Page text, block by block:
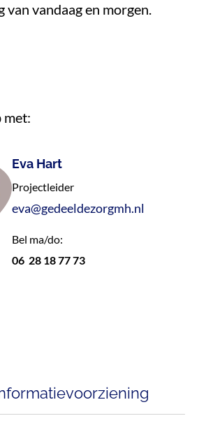
van vandaag en morgen.
met:
Eva Hart
Projectleider
eva@gedeeldezorgmh.nl
Bel ma/do:
06 28 18 77 73